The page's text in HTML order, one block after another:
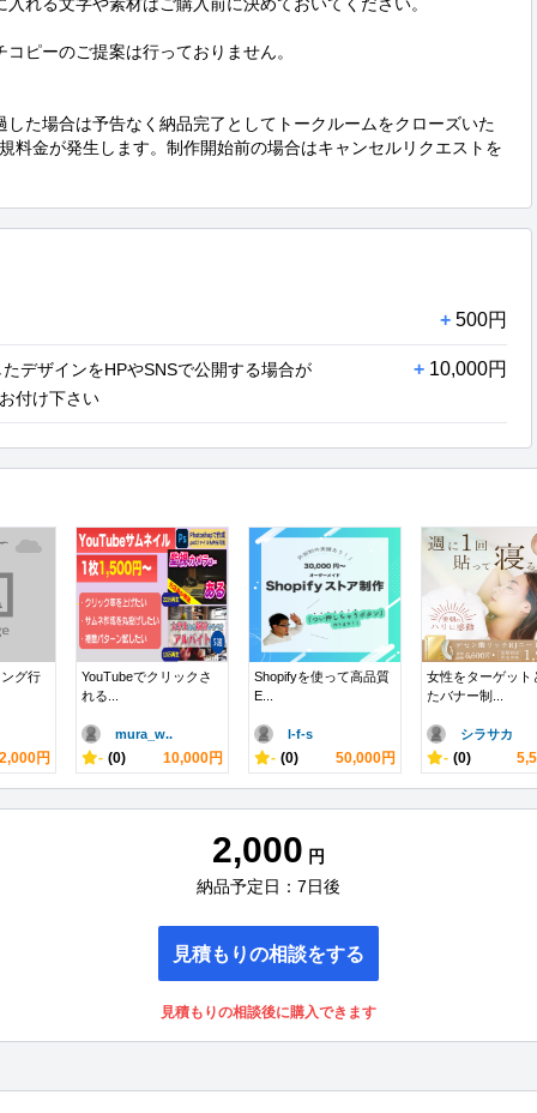
ピーのご提案は行っておりません。
た場合は予告なく納品完了としてトークルームをクローズいた
料金が発生します。制作開始前の場合はキャンセルリクエストを
+ 500円
デザインをHPやSNSで公開する場合が
付け下さい
+ 10,000円
グ行
2,000円
YouTubeでクリックさ
れる...
mura_w..
- (0) 10,000円
Shopifyを使って高品質
E...
l-f-s
- (0) 50,000円
女性をターゲット
たバナー制...
シラサカ
- (0)
2,000 円
納品予定日：7日後
見積もりの相談をする
見積もりの相談後に購入できます